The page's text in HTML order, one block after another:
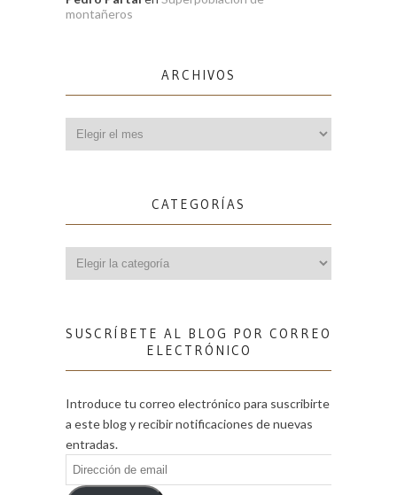
montañeros
ARCHIVOS
CATEGORÍAS
SUSCRÍBETE AL BLOG POR CORREO
ELECTRÓNICO
Introduce tu correo electrónico para suscribirte
a este blog y recibir notificaciones de nuevas
entradas.
Dirección
de